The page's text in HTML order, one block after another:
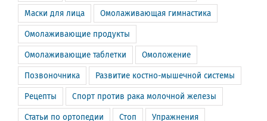
Маски для лица Омолаживающая гимнастика
Омолаживающие продукты
Омолаживающие таблетки Омоложение
Позвоночника Развитие костно-мышечной системы
Рецепты Спорт против рака молочной железы
Статьи по ортопедии Стоп Упражнения